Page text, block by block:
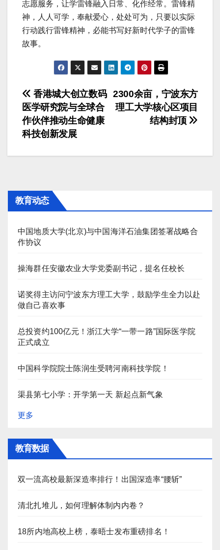
志愿服务，让学雷锋融入日常、化作经常。雷锋精
神，人人可学，奉献爱心，处处可为，只要以实际
行动践行雷锋精神，必能书写好新时代学子的雷锋
故事。
文
章
导
航
2300余亩，宁波东方
理工大学核心区项目
结构封顶
香港城大创立数码
医学研究院与全球合
作伙伴推动生命健康
科技创新发展
教育动态
中国地质大学(北京)与中国海洋石油集团签署战略合
作协议
操海群任安徽农业大学党委副书记，提名任校长
诺奖得主访问宁波东方理工大学，鼓励学生全力以赴
做自己喜欢事
总投资约100亿元！浙江大学“一带一路”国际医学院
正式成立
中国科学院院士陈润生受聘河南科技学院！
渠县第七小学：开学第一天 新起点新气象
更多
教育数据
双一流高校最新深造率排行！出国深造率“腰斩”
清北扎堆儿，如何理解体制内内卷？
18所内地高校上榜，泰晤士发布重磅排名！